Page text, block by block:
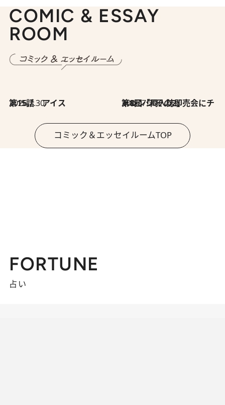
COMIC & ESSAY
ROOM
2026.7.30
第15話 アイス 2026.7.30
第8回「同人誌即売会にチャレンジ その2」
コミック＆エッセイルームTOP
FORTUNE
占い